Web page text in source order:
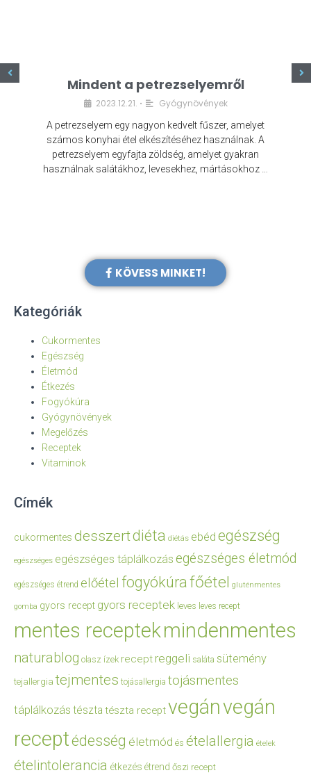
Mindent a petrezselyemről
2023.12.21. • Gyógynövények
A petrezselyem egy nagyon kedvelt fűszer, amelyet
számos konyhai étel elkészítéséhez használnak. A
petrezselyem egyfajta zöldség, amelyet gyakran
használnak salátákhoz, levesekhez, mártásokhoz …
KÖVESS MINKET!
Kategóriák
Cukormentes
Egészség
Életmód
Étkezés
Fogyókúra
Gyógynövények
Megelőzés
Receptek
Vitaminok
Címék
cukormentes desszertdiéta diétás ebéd egészség
egészséges egészséges táplálkozás egészséges életmód
egészséges étrend előétel fogyókúrafőétel gluténmentes
gomba gyors recept gyors receptek leves leves recept
mentes receptekmindenmentes
naturablog olasz ízek recept reggeli saláta sütemény
tejallergia tejmentes tojásallergia tojásmentes
táplálkozás tészta tészta receptvegánvegán
receptédesség életmód és ételallergia ételek
ételintolerancia étkezés étrend őszi recept